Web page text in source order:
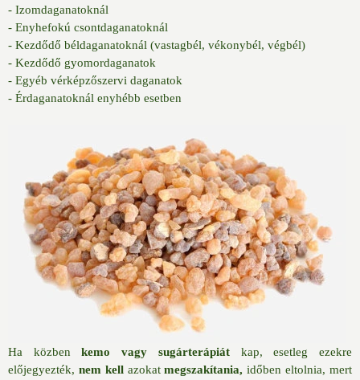
- Izomdaganatoknál
- Enyhefokú csontdaganatoknál
- Kezdődő béldaganatoknál (vastagbél, vékonybél, végbél)
- Kezdődő gyomordaganatok
- Egyéb vérképzőszervi daganatok
- Érdaganatoknál enyhébb esetben
Ha közben kemo vagy sugárterápiát
kap, esetleg ezekre
előjegyezték, nem kell azokat megszakítania, időben eltolnia, mert